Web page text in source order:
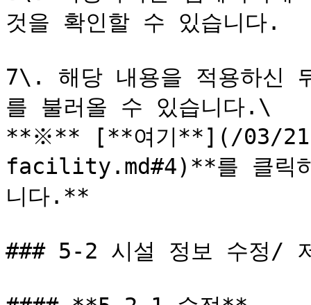
것을 확인할 수 있습니다.
7\. 해당 내용을 적용하신
를 불러올 수 있습니다.\
**※** [**여기**](/03/
facility.md#4)**를 클릭하
니다.**
### 5-2 시설 정보 수정/